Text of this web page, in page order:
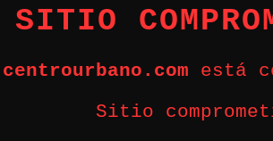
centrourbano.com está
Sitio